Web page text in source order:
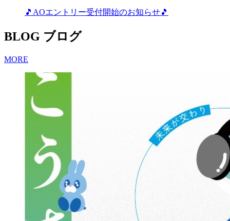
🎵AOエントリー受付開始のお知らせ🎵
BLOG ブログ
MORE